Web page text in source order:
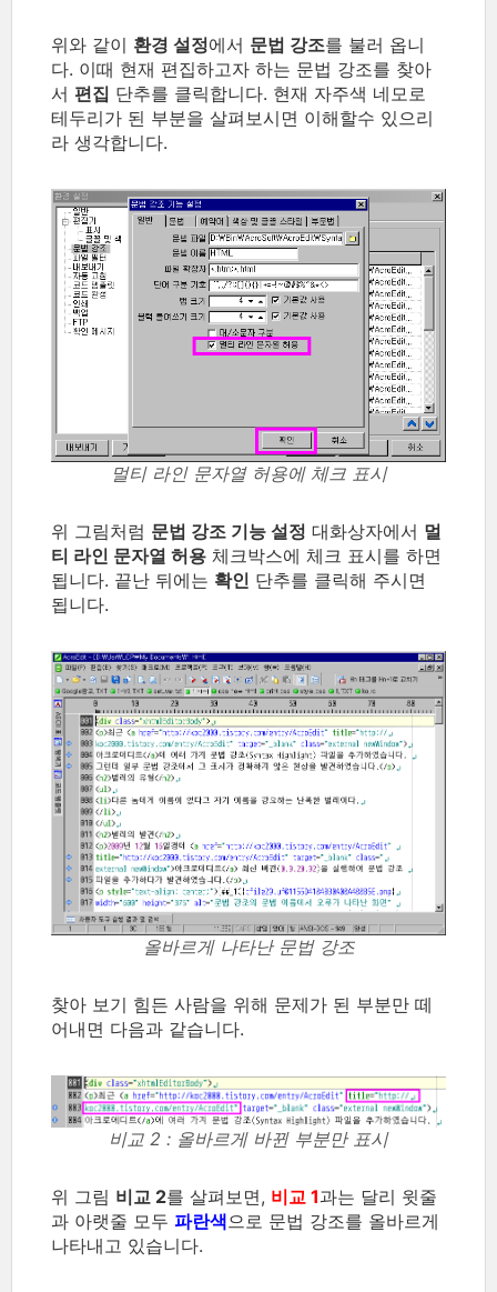
위와 같이 환경 설정에서 문법 강조를 불러 옵니
다. 이때 현재 편집하고자 하는 문법 강조를 찾아
서 편집 단추를 클릭합니다. 현재 자주색 네모로
테두리가 된 부분을 살펴보시면 이해할수 있으리
라 생각합니다.
멀티 라인 문자열 허용에 체크 표시
위 그림처럼 문법 강조 기능 설정 대화상자에서 멀
티 라인 문자열 허용 체크박스에 체크 표시를 하면
됩니다. 끝난 뒤에는 확인 단추를 클릭해 주시면
됩니다.
올바르게 나타난 문법 강조
찾아 보기 힘든 사람을 위해 문제가 된 부분만 떼
어내면 다음과 같습니다.
비교 2 : 올바르게 바뀐 부분만 표시
위 그림 비교 2를 살펴보면, 비교 1과는 달리 윗줄
과 아랫줄 모두 파란색으로 문법 강조를 올바르게
나타내고 있습니다.